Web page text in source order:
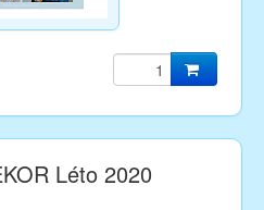
Léto 2020